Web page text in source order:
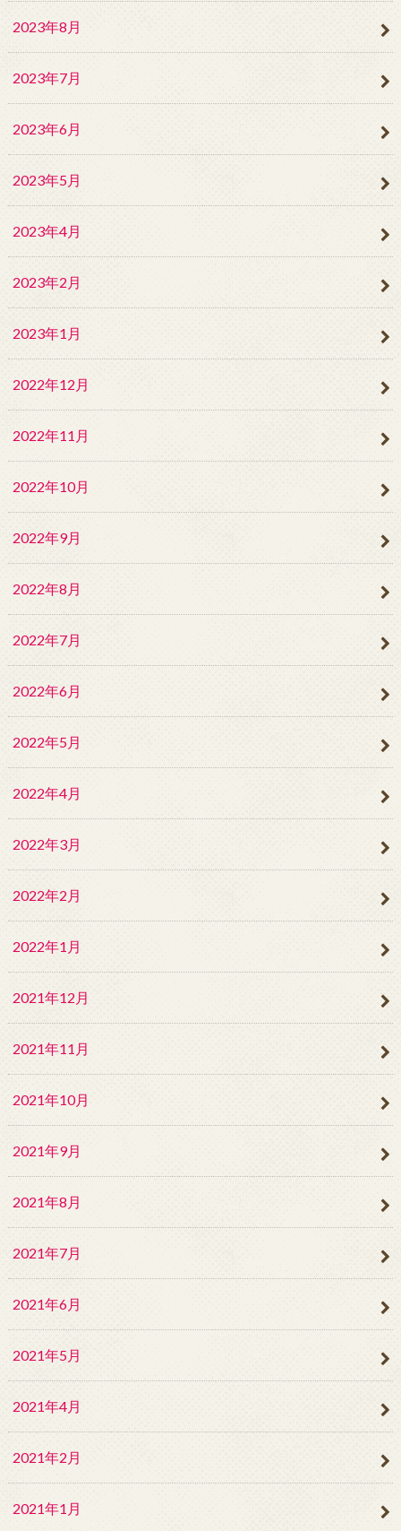
2023年8月
2023年7月
2023年6月
2023年5月
2023年4月
2023年2月
2023年1月
2022年12月
2022年11月
2022年10月
2022年9月
2022年8月
2022年7月
2022年6月
2022年5月
2022年4月
2022年3月
2022年2月
2022年1月
2021年12月
2021年11月
2021年10月
2021年9月
2021年8月
2021年7月
2021年6月
2021年5月
2021年4月
2021年2月
2021年1月